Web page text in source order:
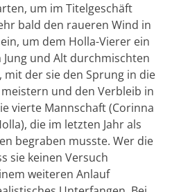
um im Titelgeschäft
bald den raueren Wind in
um dem Holla-Vierer ein
und Alt durchmischten
der sie den Sprung in die
und den Verbleib in
vierte Mannschaft (Corinna
die im letzten Jahr als
begraben musste. Wer die
sie keinen Versuch
weiteren Anlauf